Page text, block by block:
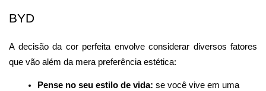
BYD
A decisão da cor perfeita envolve considerar diversos fatores
que vão além da mera preferência estética:
Pense no seu estilo de vida: se você vive em uma